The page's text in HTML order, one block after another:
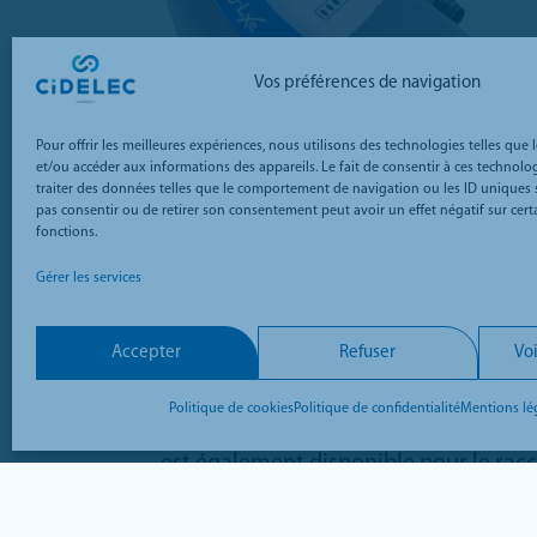
Vos préférences de navigation
Pour offrir les meilleures expériences, nous utilisons des technologies telles que
et/ou accéder aux informations des appareils. Le fait de consentir à ces
traiter des données telles que le comportement de navigation ou les ID uniques
pas consentir ou de retirer son consentement peut avoir un effet négatif sur
fonctions.
Gérer les services
Accepter Refuser
Politique de cookiesPolitique de confidentialitéMentions
d’enregistrer tous les paramètres
polygraphie ventilatoire et 8 signaux
électrophysiologiques pour une
est également disponible pour le